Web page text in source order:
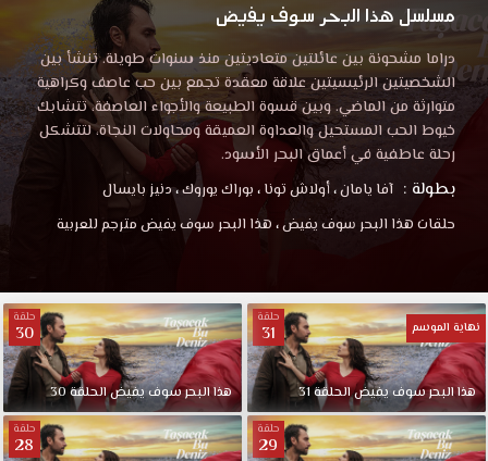
مسلسل هذا البحر سوف يفيض
دراما مشحونة بين عائلتين متعاديتين منذ سنوات طويلة. تنشأ بين
الشخصيتين الرئيسيتين علاقة معقدة تجمع بين حب عاصف وكراهية
متوارثة من الماضي. وبين قسوة الطبيعة والأجواء العاصفة، تتشابك
خيوط الحب المستحيل والعداوة العميقة ومحاولات النجاة، لتتشكل
رحلة عاطفية في أعماق البحر الأسود.
بطولة : آفا يامان،أولاش تونا ، بوراك يوروك،دنيز بايسال
حلقات هذا البحر سوف يفيض، هذا البحر سوف يفيض مترجم للعربية
نهاية الموسم
حلقة
31
هذا البحر سوف يفيض الحلقة 31
حلقة
30
هذا البحر سوف يفيض الحلقة 30
حلقة
29
حلقة
28